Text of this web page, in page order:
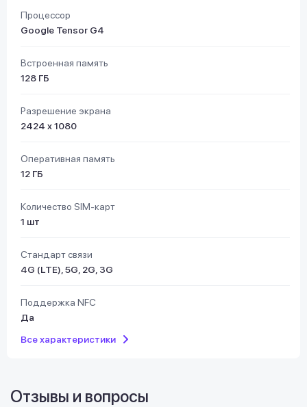
Процессор
Google Tensor G4
Встроенная память
128 ГБ
Разрешение экрана
2424 x 1080
Оперативная память
12 ГБ
Количество SIM-карт
1 шт
Стандарт связи
4G (LTE), 5G, 2G, 3G
Поддержка NFC
Да
Все характеристики
Отзывы и вопросы